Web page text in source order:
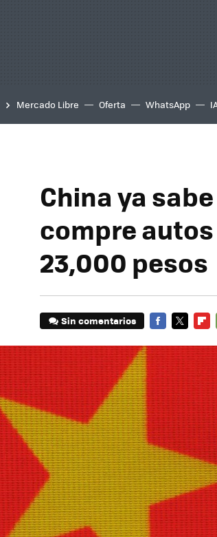
Mercado Libre Oferta WhatsApp
China ya
compre
23,000 pesos
Sin comentarios